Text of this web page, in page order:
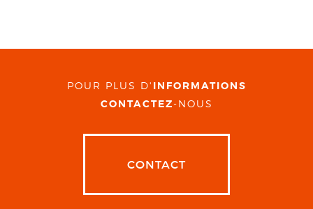
POUR PLUS D' INFORMATIONS
CONTACTEZ-NOUS
CONTACT